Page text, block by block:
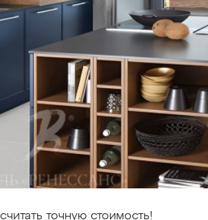
точную стоимость!